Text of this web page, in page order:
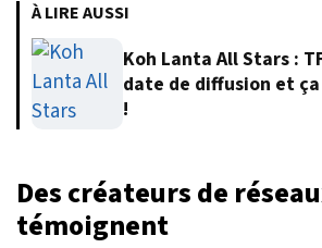
À LIRE AUSSI
Koh Lanta All Stars :
date de diffusion et
!
Des créateurs de
témoignent